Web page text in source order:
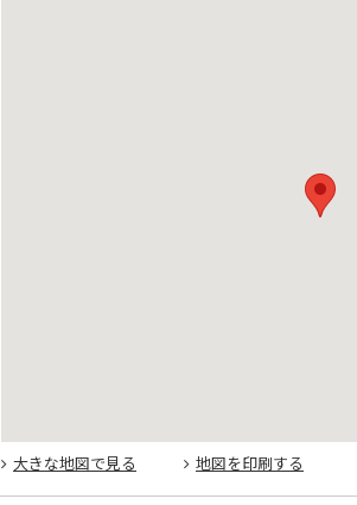
大きな地図で見る 地図を印刷する